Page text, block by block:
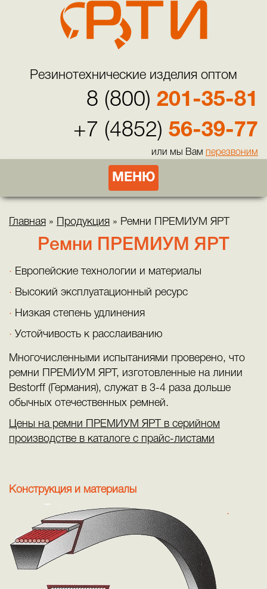
Резинотехнические изделия оптом
8 (800) 201-35-81
+7 (4852) 56-39-77
или мы Вам перезвоним
МЕНЮ
Главная » Продукция » Ремни ПРЕМИУМ ЯРТ
Ремни ПРЕМИУМ ЯРТ
Европейские технологии и материалы
Высокий эксплуатационный ресурс
Низкая степень удлинения
Устойчивость к расслаиванию
Многочисленными испытаниями проверено, что
ремни ПРЕМИУМ ЯРТ, изготовленные на линии
Веstоrff (Германия), служат в 3-4 раза дольше
обычных отечественных ремней.
Цены на ремни ПРЕМИУМ ЯРТ в серийном
производстве в каталоге с прайс-листами
Конструкция и материалы